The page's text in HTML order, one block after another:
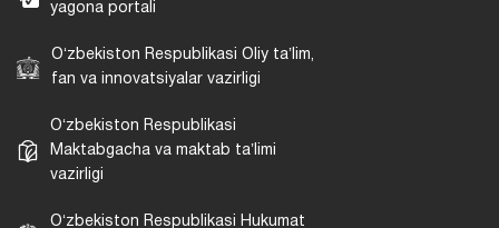
yagona portali
Oʻzbekiston Respublikasi Oliy taʼlim,
fan va innovatsiyalar vazirligi
Oʻzbekiston Respublikasi
Maktabgacha va maktab taʼlimi
vazirligi
Oʻzbekiston Respublikasi Hukumat